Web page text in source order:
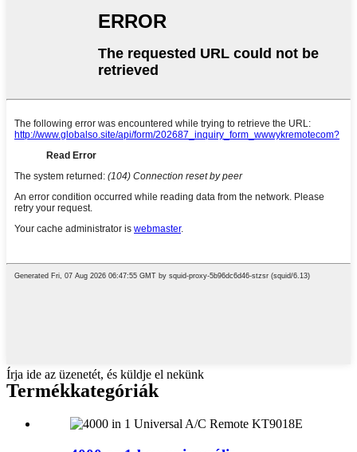
Írja ide az üzenetét, és küldje el nekünk
Termékkategóriák